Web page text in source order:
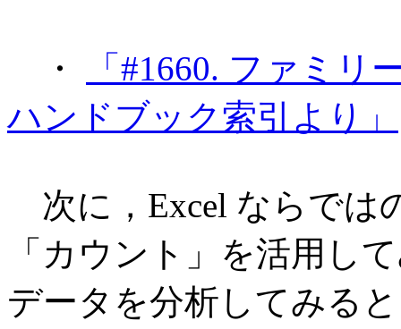
・
「#1660. ファミ
ハンドブック索引より」
次に，Excel ならでは
「カウント」を活用し
データを分析してみる